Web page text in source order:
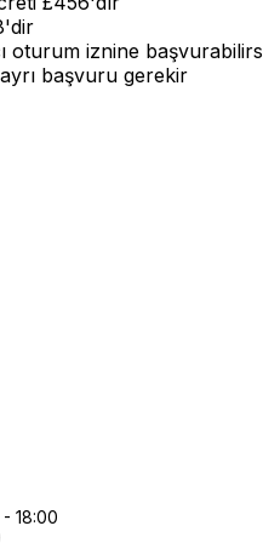
oturum iznine
başvuru gerekir
18:00